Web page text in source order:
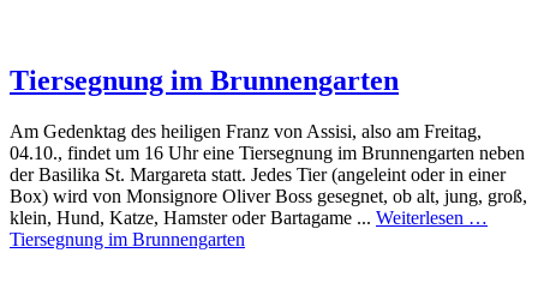
Tiersegnung im Brunnengarten
Am Gedenktag des heiligen Franz von Assisi, also am Freitag,
04.10., findet um 16 Uhr eine Tiersegnung im Brunnengarten neben
der Basilika St. Margareta statt. Jedes Tier (angeleint oder in einer
Box) wird von Monsignore Oliver Boss gesegnet, ob alt, jung, groß,
klein, Hund, Katze, Hamster oder Bartagame ... Weiterlesen …
Tiersegnung im Brunnengarten